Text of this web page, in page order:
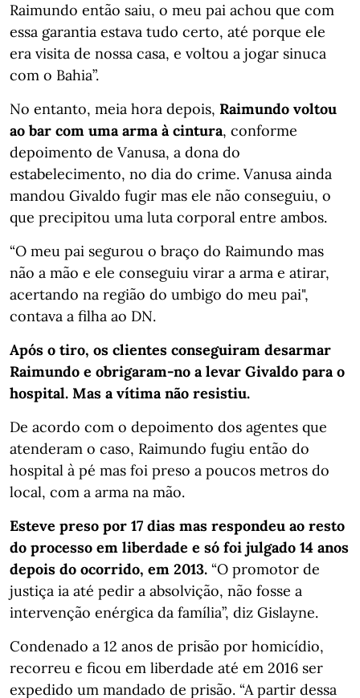
Raimundo então saiu, o meu pai achou que com
essa garantia estava tudo certo, até porque ele
era visita de nossa casa, e voltou a jogar sinuca
com o Bahia”.
No entanto, meia hora depois, Raimundo voltou
ao bar com uma arma à cintura, conforme
depoimento de Vanusa, a dona do
estabelecimento, no dia do crime. Vanusa ainda
mandou Givaldo fugir mas ele não conseguiu, o
que precipitou uma luta corporal entre ambos.
“O meu pai segurou o braço do Raimundo mas
não a mão e ele conseguiu virar a arma e atirar,
acertando na região do umbigo do meu pai",
contava a filha ao DN.
Após o tiro, os clientes conseguiram desarmar
Raimundo e obrigaram-no a levar Givaldo para o
hospital. Mas a vítima não resistiu.
De acordo com o depoimento dos agentes que
atenderam o caso, Raimundo fugiu então do
hospital à pé mas foi preso a poucos metros do
local, com a arma na mão.
Esteve preso por 17 dias mas respondeu ao resto
do processo em liberdade e só foi julgado 14 anos
depois do ocorrido, em 2013. “O promotor de
justiça ia até pedir a absolvição, não fosse a
intervenção enérgica da família”, diz Gislayne.
Condenado a 12 anos de prisão por homicídio,
recorreu e ficou em liberdade até em 2016 ser
expedido um mandado de prisão. “A partir dessa